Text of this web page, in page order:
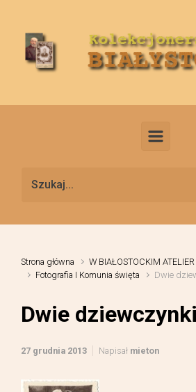
Strona główna
W BIAŁOSTOCKIM
Fotografia I Komunia święta
Dwie
Dwie dziewczynki
27 grudnia 2013 Napisał mieton